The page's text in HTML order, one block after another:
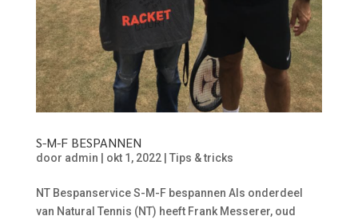
S-M-F BESPANNEN
door admin okt 1, 2022| Tips & tricks
NT Bespanservice S-M-F bespannen Als onderdeel
van Natural Tennis (NT) heeft Frank Messerer, oud